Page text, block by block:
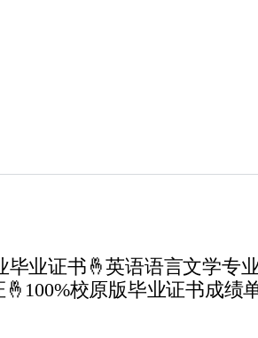
业证书🤞英语语言文学专
校原版毕业证书成绩